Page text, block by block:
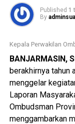
Published 1
By
Kepala Perwakilan
BANJARMASIN,
berakhirnya tahun
menggelar
Laporan
Ombudsman
menggambarkan